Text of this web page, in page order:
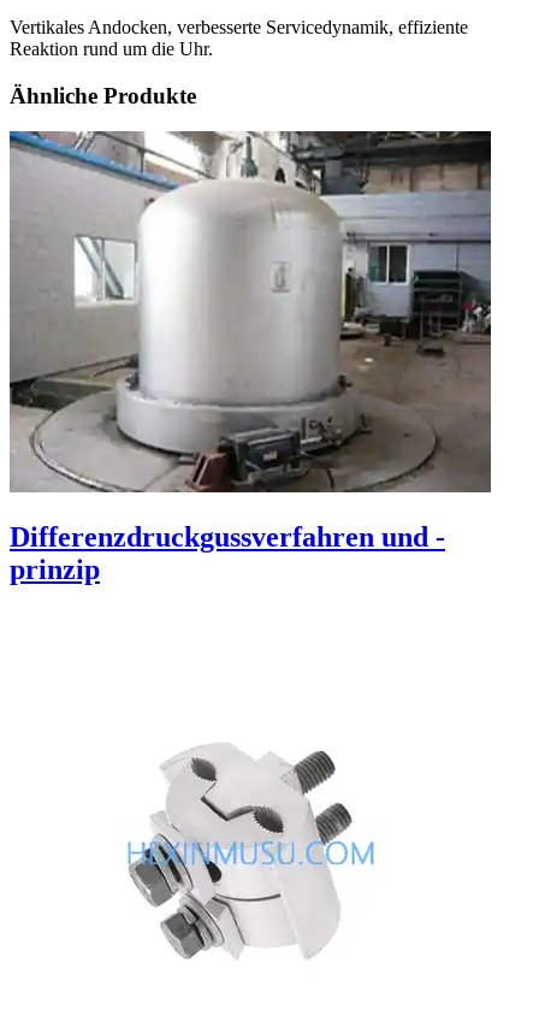
Vertikales Andocken, verbesserte Servicedynamik, effiziente
Reaktion rund um die Uhr.
Ähnliche Produkte
Differenzdruckgussverfahren und -
prinzip